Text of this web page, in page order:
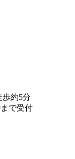
約5分
で受付